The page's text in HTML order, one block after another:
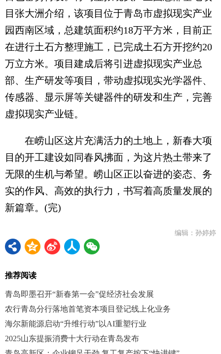
目张大洲介绍，该项目位于青岛市虚拟现实产业
园西南区域，总建筑面积约18万平方米，目前正
在进行土石方整理施工，已完成土石方开挖约20
万立方米。项目建成后将引进虚拟现实产业总
部、生产研发等项目，带动虚拟现实光学器件、
传感器、显示屏等关键器件的研发和生产，完善
虚拟现实产业链。
在崂山区这片充满活力的土地上，新春大项
目的开工建设如同春风拂面，为这片热土带来了
无限的生机与希望。崂山区正以奋进的姿态、务
实的作风、高效的执行力，书写着高质量发展的
新篇章。(完)
编辑：孙婷婷
推荐阅读
青岛即墨召开“新春第一会”促经济社会发展
农行青岛分行落地首笔资本项目登记线上化业务
海尔新能源启动“升维行动”以AI重塑行业
2025山东提振消费十大行动在青岛发布